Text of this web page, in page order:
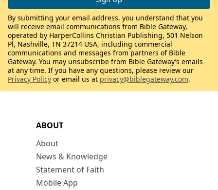
ABOUT
About
News & Knowledge
Statement of Faith
Mobile App
By submitting your email address, you understand that you
will receive email communications from Bible Gateway,
operated by HarperCollins Christian Publishing, 501 Nelson
Pl, Nashville, TN 37214 USA, including commercial
communications and messages from partners of Bible
Gateway. You may unsubscribe from Bible Gateway’s emails
at any time. If you have any questions, please review our
Privacy Policy or email us at privacy@biblegateway.com.